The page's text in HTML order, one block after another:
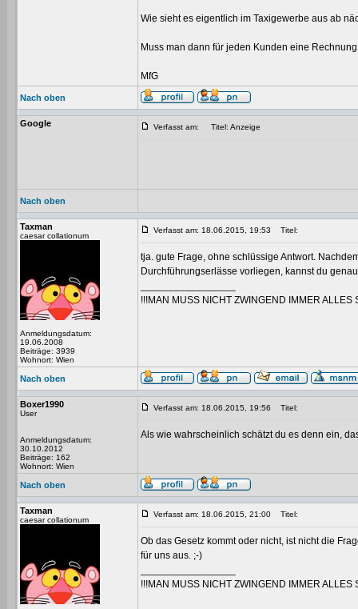
Wie sieht es eigentlich im Taxigewerbe aus ab
Muss man dann für jeden Kunden eine
MfG
Nach oben
Google Verfasst am: Titel: Anzeige
Nach oben
Taxman
caesar collationum
Anmeldungsdatum:
19.06.2008
Beiträge: 3939
Wohnort: Wien
Verfasst am: 18.06.2015, 19:53 Titel:
tja. gute Frage, ohne schlüssige Antwort.
Durchführungserlässe vorliegen, kannst du
!!!MAN MUSS NICHT ZWINGEND IMMER
Nach oben
Boxer1990
User
Anmeldungsdatum:
30.10.2012
Beiträge: 162
Wohnort: Wien
Verfasst am: 18.06.2015, 19:56 Titel:
Als wie wahrscheinlich schätzt du es denn ein,
Nach oben
Taxman
caesar collationum
Verfasst am: 18.06.2015, 21:00 Titel:
Ob das Gesetz kommt oder nicht, ist nicht die
für uns aus. ;-)
!!!MAN MUSS NICHT ZWINGEND IMMER